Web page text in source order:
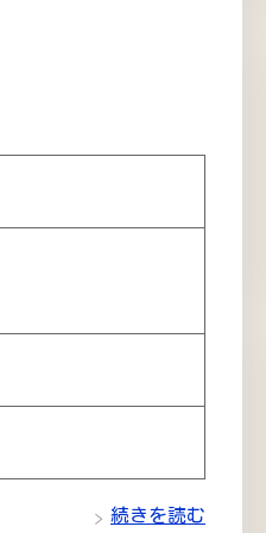
続きを読む